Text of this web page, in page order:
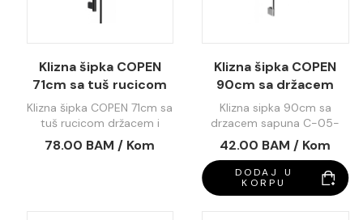
Klizna šipka COPEN
71cm sa tuš rucicom
držacem i crijevom C-
05-5050MB
Klizna šipka COPEN 71cm sa
tuš rucicom držacem i
crijevom C-05-5050MB
78.00 BAM / Kom
Klizna šipka COPEN
90cm sa držacem
sapuna C-05-5002
Klizna sipka 90cm sa
drzacem sapuna C-05-
5002
42.00 BAM / Kom
DODAJ U
KORPU